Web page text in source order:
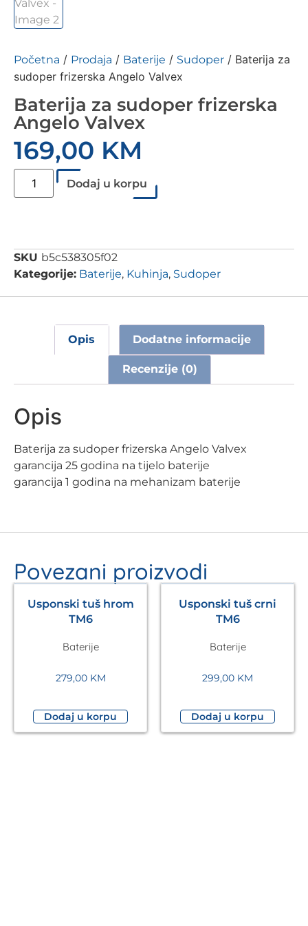
Početna / Prodaja / Baterije / Sudoper / Baterija za
sudoper frizerska Angelo Valvex
Baterija za sudoper frizerska
Angelo Valvex
169,00 KM
Dodaj u korpu
SKU b5c538305f02
Kategorije: Baterije, Kuhinja, Sudoper
Opis Dodatne informacije
Recenzije (0)
Opis
Baterija za sudoper frizerska Angelo Valvex
garancija 25 godina na tijelo baterije
garancija 1 godina na mehanizam baterije
Povezani proizvodi
Usponski tuš hrom
TM6
Baterije
279,00 KM
Dodaj u korpu
Usponski tuš crni
TM6
Baterije
299,00 KM
Dodaj u korpu